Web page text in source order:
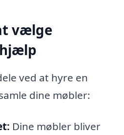
vælge
ved at hyre en
dine møbler:
Dine møbler bliver